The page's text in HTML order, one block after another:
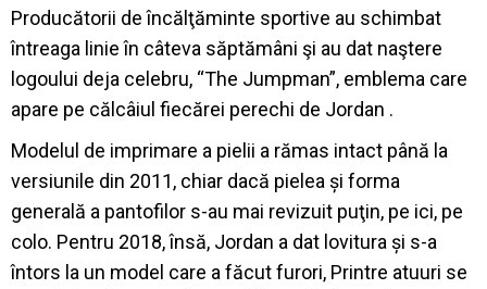
Producătorii de încălţăminte sportive au schimbat
întreaga linie în câteva săptămâni şi au dat naştere
logoului deja celebru, “The Jumpman”, emblema care
apare pe călcâiul fiecărei perechi de Jordan .
Modelul de imprimare a pielii a rămas intact până la
versiunile din 2011, chiar dacă pielea și forma
generală a pantofilor s-au mai revizuit puţin, pe ici, pe
colo. Pentru 2018, însă, Jordan a dat lovitura și s-a
întors la un model care a făcut furori, Printre atuuri se